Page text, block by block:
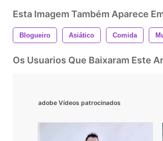
Esta Imagem Também Aparece
Blogueiro Asiático Comida
Os Usuarios Que Baixaram Este
adobe Vídeos patrocinados